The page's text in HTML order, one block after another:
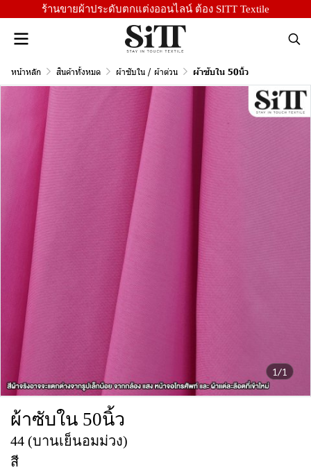
ร้านขายผ้าประดับตกแต่งออนไลน์ ต้อง SITT Textile
หน้าหลัก สินค้าทั้งหมด ผ้าซับใน / ผ้าต่วน ผ้าซับใน 50นิ้ว
1/1
ผ้าซับใน 50นิ้ว
44 (บานเย็นอมม่วง)
สี